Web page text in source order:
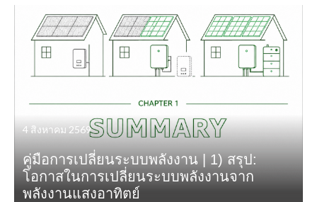
4 สิงหาคม 2569
คู่มือการเปลี่ยนระบบพลังงาน | 1) สรุป:
โอกาสในการเปลี่ยนระบบพลังงานจาก
พลังงานแสงอาทิตย์